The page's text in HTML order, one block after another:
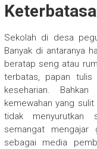
Sekolah di desa
Banyak di antaranya
beratap seng atau
terbatas, papan
keseharian.
kemewahan yang
tidak menyurutkan
semangat mengajar
sebagai media